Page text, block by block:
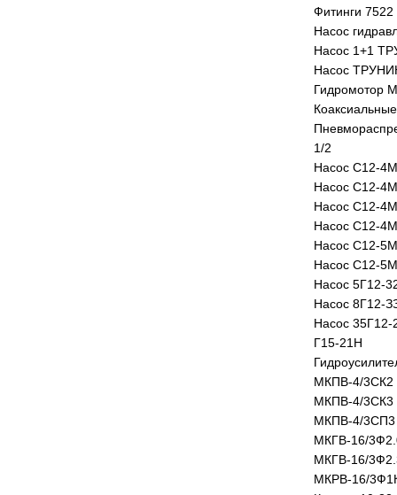
Фитинги
Насос
Насос 1+1
Насос
Гидромотор
1/2
Насос С12-
Насос С12-
Насос С12-
Насос С12-
Насос С12-
Насос С12-
Насос 5Г12-
Насос 8Г12-
Насос
Г15-21Н
МКПВ-4/3СК2
МКПВ-4/3СК3
МКПВ-4/3СП3
МКГВ-16/
МКГВ-16/
МКРВ-16/